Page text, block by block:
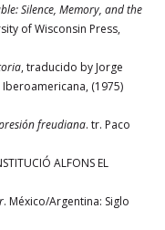
Silence, Memory, and the
of Wisconsin Press,
, traducido by Jorge
(1975)
freudiana. tr. Paco
ALFONS EL
. México/Argentina: Siglo